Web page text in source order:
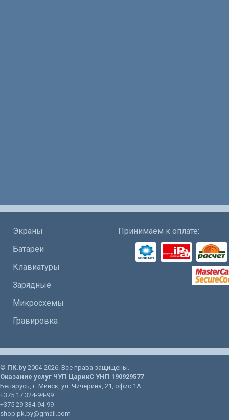
Экраны
Батареи
Клавиатуры
Зарядные
Микросхемы
Гравировка
Принимаем к оплате:
© ПК.by 2004-2026. Все права защищены.
Оказание услуг ЧУП ЦарикС УНП 190929577
Беларусь, г. Минск, ул. Чичерина, 21 , офис 1А
+375 17 324-94-99
+375 29 334-94-99
shop.pk.by@gmail.com